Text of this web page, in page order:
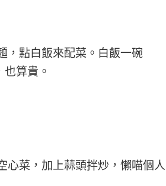
，點白飯來配菜。白飯一碗
算貴。
心菜，加上蒜頭拌炒，懶喵個人